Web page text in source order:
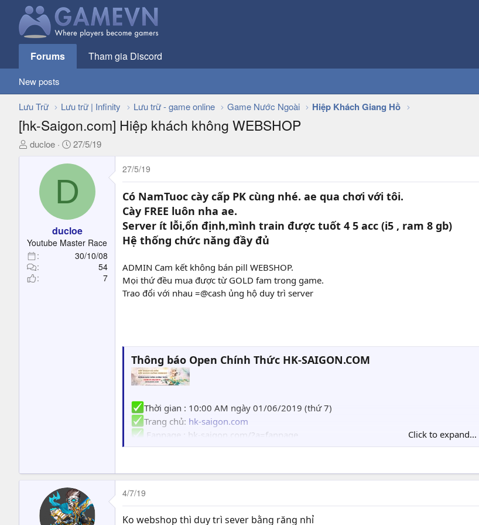
Forums Tham gia Discord
New posts
Lưu Trữ Lưu trữ | Infinity Lưu trữ - game online Game Nước Ngoài Hiệp Khách Giang Hồ
[hk-Saigon.com] Hiệp khách không WEBSHOP
T
a
r
t
e
ducloe
N
à
y
g
ử
i
27/5/19
D
ducloe
Youtube Master Race
30/10/08
54
7
27/5/19
Có NamTuoc cày cấp PK cùng nhé. ae qua chơi với tôi.
Cày FREE luôn nha ae.
Server ít lỗi,ổn định,mình train được tuốt 4 5 acc (i5 , ram 8 gb)
Hệ thống chức năng đầy đủ
ADMIN Cam kết không bán pill WEBSHOP.
Mọi thứ đều mua được từ GOLD fam trong game.
Trao đổi với nhau =@cash ủng hộ duy trì server
Thông báo Open Chính Thức HK-SAIGON.COM
Thời gian : 10:00 AM ngày 01/06/2019 (thứ 7)
Trang chủ: hk-saigon.com
Fanpage : hk-saigon.com/?a=fanpage
Cam kết không bán pill WEBSHOP.
Mọi thứ đều mua được từ GOLD fam trong game.
Trao đổi với nhau =@cash ủng hộ duy trì server
Click to expand...
4/7/19
Ko webshop thì duy trì sever bằng răng nhỉ